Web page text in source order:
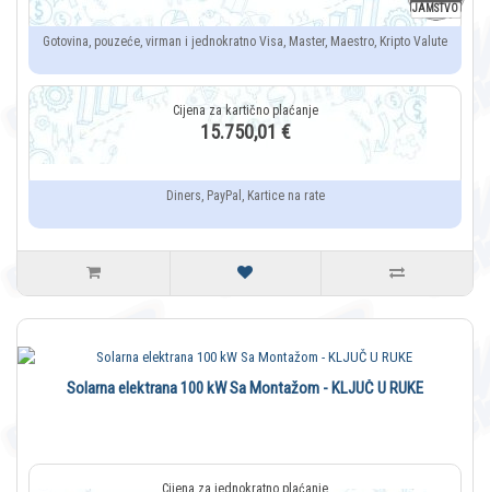
JAMSTVO
Gotovina, pouzeće, virman i jednokratno Visa, Master, Maestro, Kripto Valute
15.750,01 €
Diners, PayPal, Kartice na rate
Solarna elektrana 100 kW Sa Montažom - KLJUČ U RUKE